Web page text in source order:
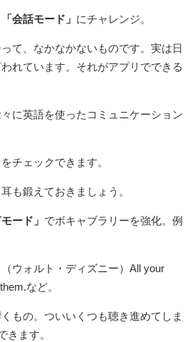
「会話モード」 にチャレンジ。
て、なかなかないものです。実は日
れています。それがアプリでできる
に英語を使ったコミュニケーション
をチェックできます。
も鍛えておきましょう。
モード」 でボキャブラリーを強化。例
ウォルト・ディズニー）All your
など。
もの。ついいくつも聴き進めてしま
きます。